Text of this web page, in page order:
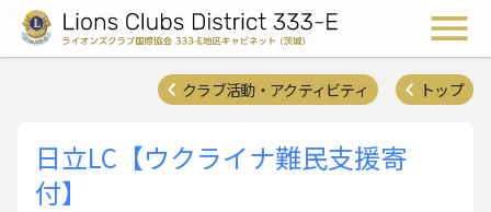
ライオンズクラ
トップ
クラブ活動・アクティビティ
日立LC【ウクライナ難民支援寄
付】